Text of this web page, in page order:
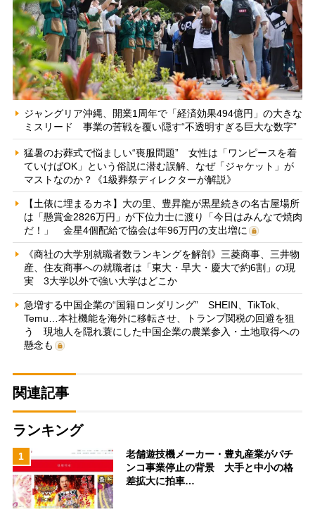
ジャングリア沖縄、開業1周年で「経済効果494億円」の大きな
ミスリード 事業の苦戦を覆い隠す“不透明すぎる巨大な数字”
猛暑のお葬式で悩ましい“喪服問題” 女性は「ワンピースを着
ていけばOK」という俗説に潜む誤解、なぜ「ジャケット」が
マストなのか？《1級葬祭ディレクターが解説》
【土俵に埋まるカネ】大の里、豊昇龍が黒星続きの名古屋場所
は「懸賞金2826万円」が下位力士に渡り「今日はみんなで焼肉
だ！」 金星4個配給で協会は年96万円の支出増に
《商社の大学別就職者数ランキングを解剖》三菱商事、三井物
産、住友商事への就職者は「東大・早大・慶大で約6割」の現
実 3大学以外で強い大学はどこか
急増する中国企業の“国籍ロンダリング” SHEIN、TikTok、
Temu…本社機能を海外に移転させ、トランプ関税の回避を狙
う 現地人を隠れ蓑にした中国企業の農業参入・土地取得への
懸念も
関連記事
ランキング
1
老舗遊技機メーカー・豊丸産業がパチ
ンコ事業停止の背景 大手と中小の格
差拡大に拍車…